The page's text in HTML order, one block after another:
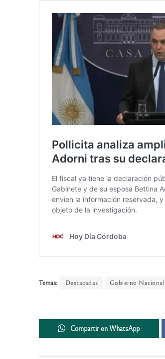
Temas: Destacadas Gobierno Nacional
Compartir en WhatsApp